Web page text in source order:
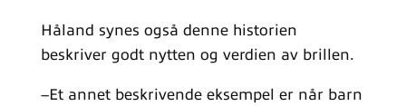
Håland synes også denne historien
beskriver godt nytten og verdien av brillen.
–Et annet beskrivende eksempel er når barn